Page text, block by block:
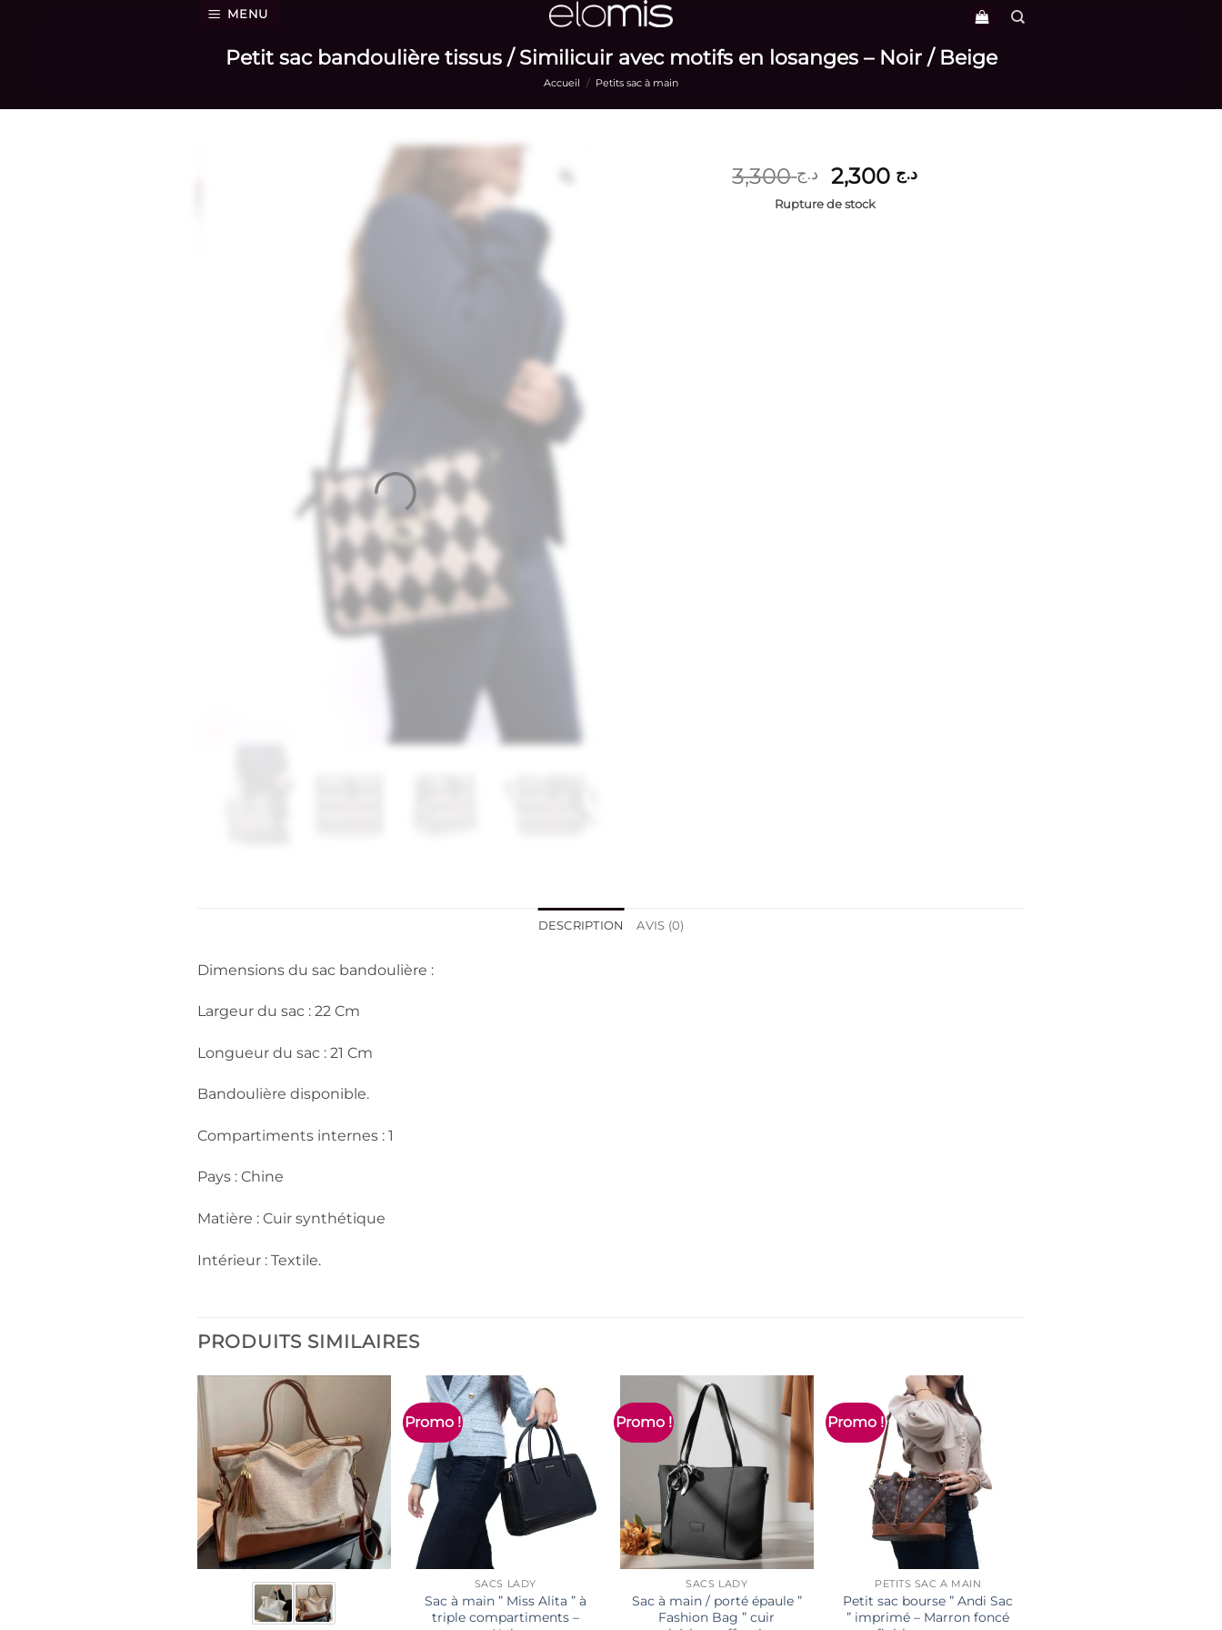
MENU
Petit sac bandoulière tissus / Similicuir avec motifs en losanges – Noir / Beige
Accueil / Petits sac à main
د.ج3,300 Le
prix
initial
د.ج 2,300 Le
Rupture de stock
DESCRIPTION AVIS (0)
Dimensions du sac bandoulière :
Largeur du sac : 22 Cm
Longueur du sac : 21 Cm
Bandoulière disponible.
Compartiments internes : 1
Pays : Chine
Matière : Cuir synthétique
Intérieur : Textile.
PRODUITS SIMILAIRES
Promo !
SACS LADY
Sac à main ” Miss Alita ” à
triple compartiments –
Promo !
SACS LADY
Sac à main / porté épaule ”
Fashion Bag ” cuir
Promo !
PETITS SAC À MAIN
Petit sac bourse ” Andi Sac
” imprimé – Marron foncé